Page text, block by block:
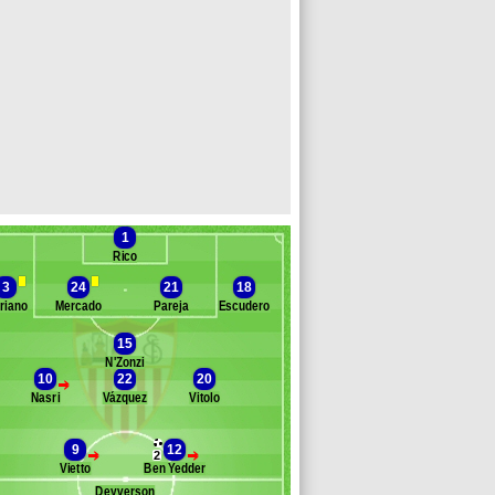
Banc des remplaçants FC Seville
Kolodziejczak
M. Kranevitter
Iborra De La Fuente
1
Rico
3
24
Mercado
21
Pareja
18
Escudero
15
N'Zonzi
>
10
Nasri
22
Vázquez
20
Vitolo
>
9
Vietto
2 >
12
Ben Yedder
Deyverson